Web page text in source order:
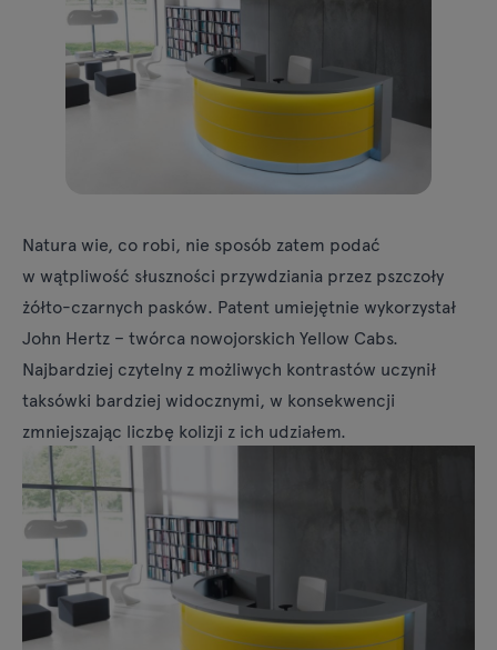
Tamo
Zapytania
Oferta
Natura wie, co robi, nie sposób zatem podać
w wątpliwość słuszności przywdziania przez pszczoły
żółto-czarnych pasków. Patent umiejętnie wykorzystał
John Hertz – twórca nowojorskich Yellow Cabs.
Najbardziej czytelny z możliwych kontrastów uczynił
taksówki bardziej widocznymi, w konsekwencji
zmniejszając liczbę kolizji z ich udziałem.